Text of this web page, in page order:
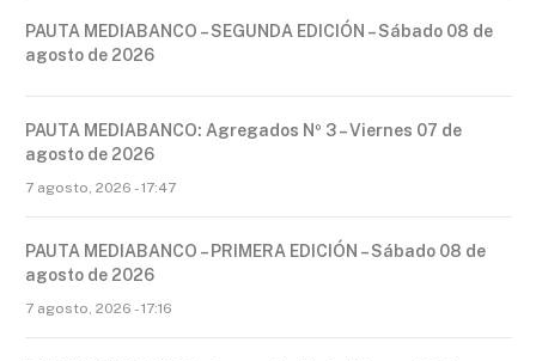
PAUTA MEDIABANCO – SEGUNDA EDICIÓN – Sábado 08 de
agosto de 2026
PAUTA MEDIABANCO: Agregados Nº 3 – Viernes 07 de
agosto de 2026
7 agosto, 2026 - 17:47
PAUTA MEDIABANCO – PRIMERA EDICIÓN – Sábado 08 de
agosto de 2026
7 agosto, 2026 - 17:16